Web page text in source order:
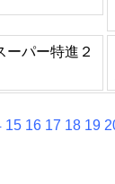
ーパー特進２
15 16 17 18 19